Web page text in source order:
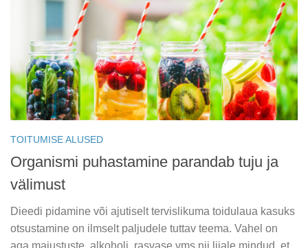
TOITUMISE ALUSED
Organismi puhastamine parandab tuju ja
välimust
Dieedi pidamine või ajutiselt tervislikuma toidulaua kasuks
otsustamine on ilmselt paljudele tuttav teema. Vahel on